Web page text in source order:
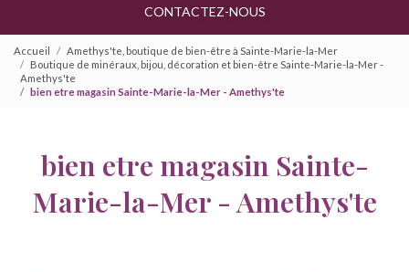
CONTACTEZ-NOUS
Accueil
Amethys'te, boutique de bien-être à Sainte-Marie-la-Mer
Boutique de minéraux, bijou, décoration et bien-être Sainte-Marie-la-Mer -
Amethys'te
bien etre magasin Sainte-Marie-la-Mer - Amethys'te
bien etre magasin Sainte-
Marie-la-Mer - Amethys'te